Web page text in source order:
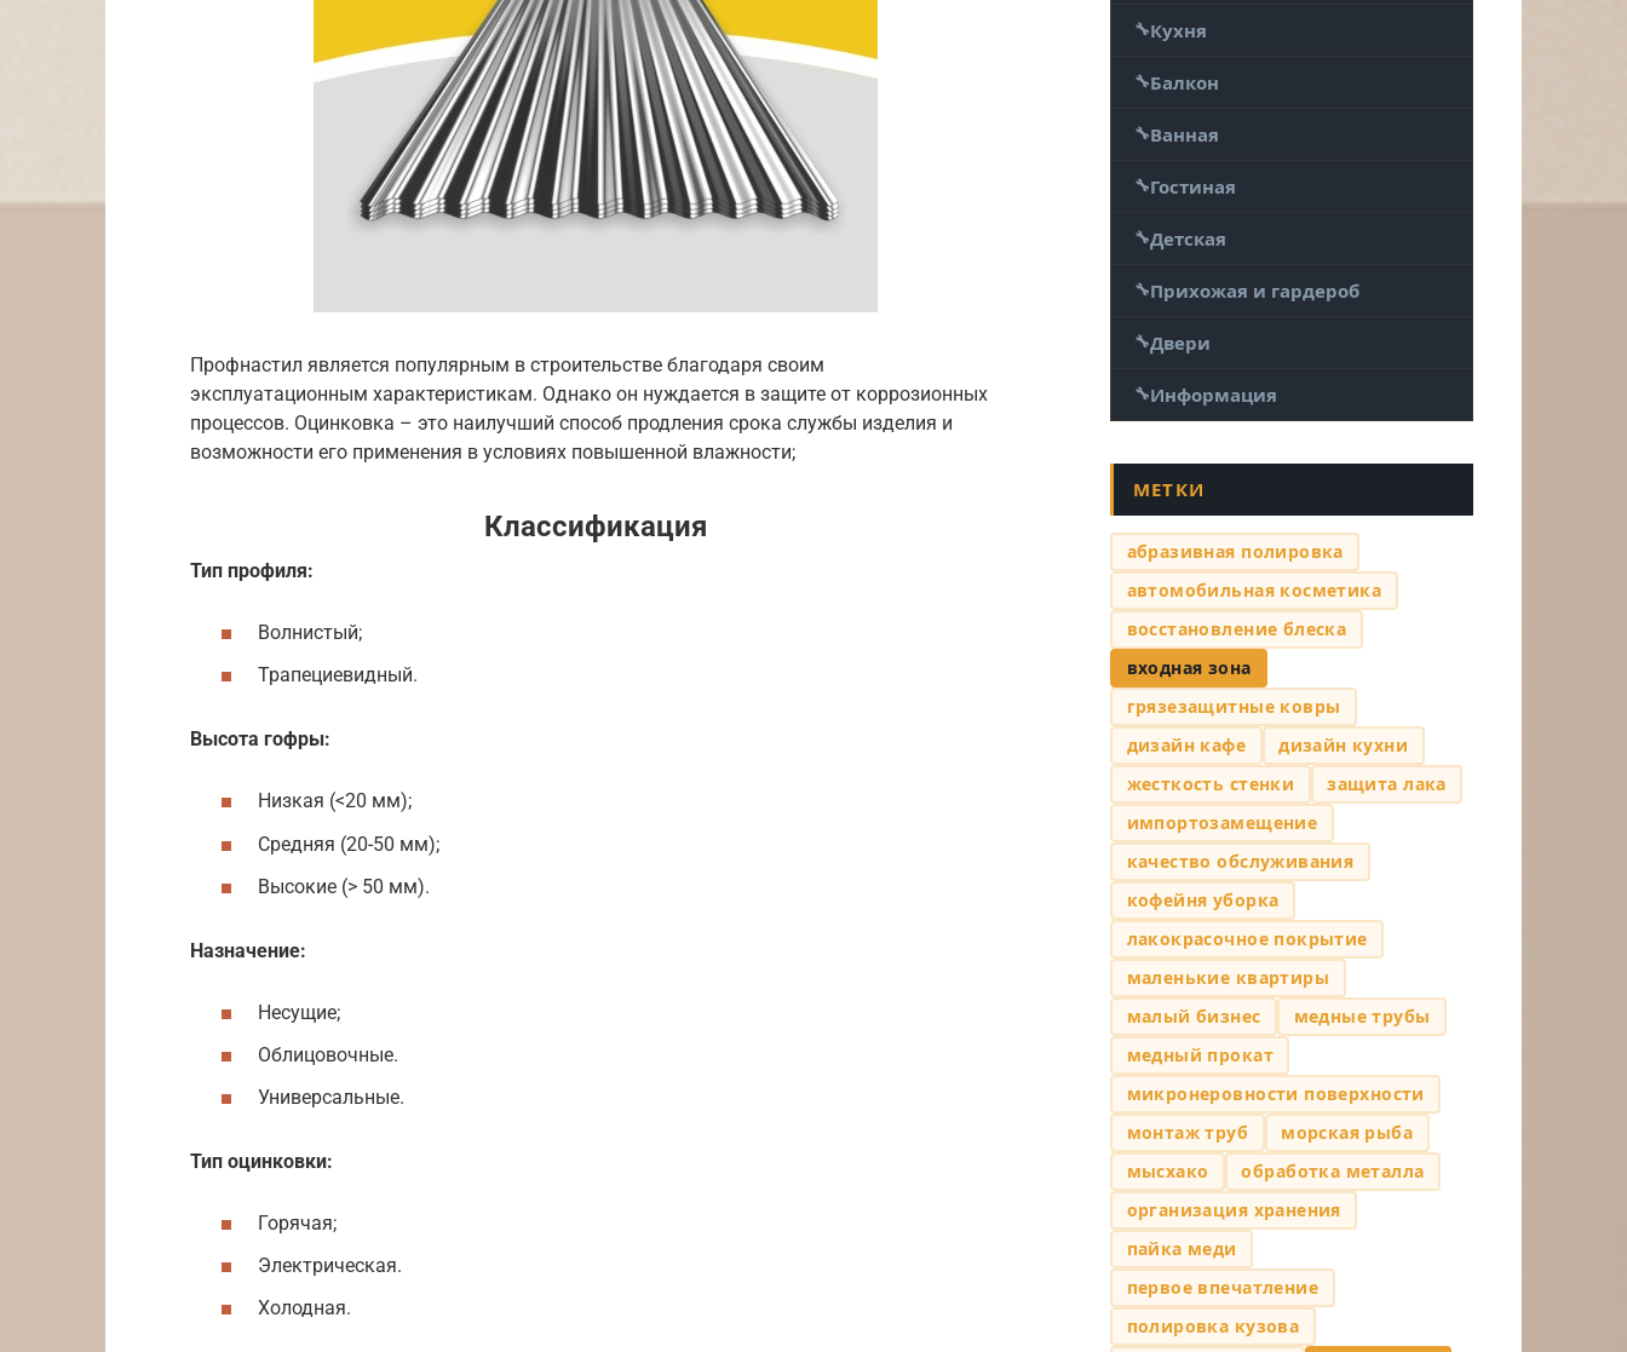
Профнастил является популярным в строительстве благодаря своим
эксплуатационным характеристикам. Однако он нуждается в защите от коррозионных
процессов. Оцинковка – это наилучший способ продления срока службы изделия и
возможности его применения в условиях повышенной влажности;
Классификация
Тип профиля:
Волнистый;
Трапециевидный.
Высота гофры:
Низкая (<20 мм);
Средняя (20-50 мм);
Высокие (> 50 мм).
Назначение:
Несущие;
Облицовочные.
Универсальные.
Тип оцинковки:
Горячая;
Электрическая.
Холодная.
Кухня
Балкон
Ванная
Гостиная
Детская
Прихожая и гардероб
Двери
Информация
МЕТКИ
абразивная полировка
автомобильная косметика
восстановление блеска
входная зона
грязезащитные ковры
дизайн кафе
дизайн кухни
жесткость стенки
защита лака
импортозамещение
качество обслуживания
кофейня уборка
лакокрасочное покрытие
маленькие квартиры
малый бизнес
медные трубы
медный прокат
микронеровности поверхности
монтаж труб
морская рыба
мысхако
обработка металла
организация хранения
пайка меди
первое впечатление
полировка кузова